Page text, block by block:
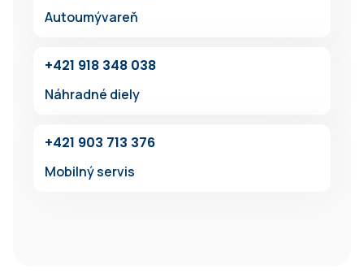
Autoumývareň
+4‍21 918 34‍8 038
Náhradné diely
+421 903 713 376
Mobilný servis